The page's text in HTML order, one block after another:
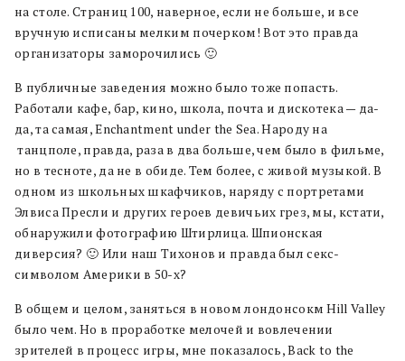
на столе. Страниц 100, наверное, если не больше, и все
вручную исписаны мелким почерком! Вот это правда
организаторы заморочились 🙂
В публичные заведения можно было тоже попасть.
Работали кафе, бар, кино, школа, почта и дискотека — да-
да, та самая, Enchantment under the Sea. Народу на
танцполе, правда, раза в два больше, чем было в фильме,
но в тесноте, да не в обиде. Тем более, с живой музыкой. В
одном из школьных шкафчиков, наряду с портретами
Элвиса Пресли и других героев девичьих грез, мы, кстати,
обнаружили фотографию Штирлица. Шпионская
диверсия? 🙂 Или наш Тихонов и правда был секс-
символом Америки в 50-х?
В общем и целом, заняться в новом лондонсокм Hill Valley
было чем. Но в проработке мелочей и вовлечении
зрителей в процесс игры, мне показалось, Back to the